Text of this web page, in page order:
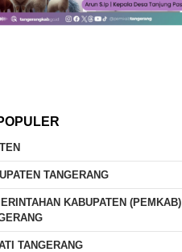
TANGERANG
KABUPATEN (PEMKAB)
TANGERANG